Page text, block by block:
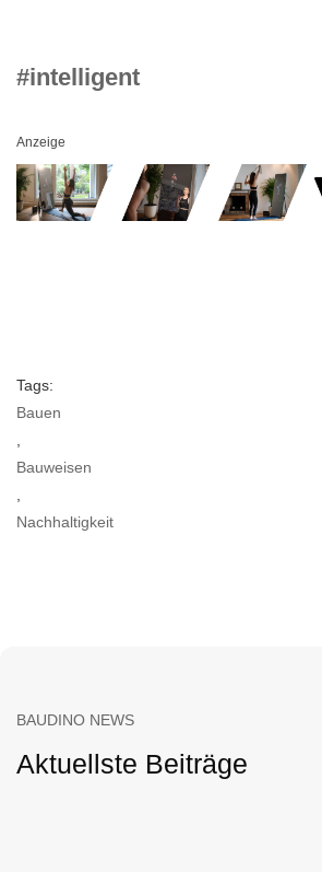
#intelligent
Anzeige
Tags:
Bauen
Bauweisen
Nachhaltigkeit
BAUDINO NEWS
Aktuellste Beiträge